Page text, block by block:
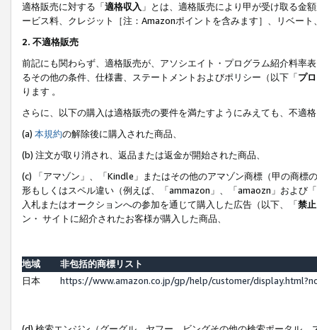
適格販売に対する「適格収入 」とは、適格販売により甲が受け取る金
ービス料、クレジット［注：Amazonポイントを含みます］、リベー
2. 不適格販売
前記にも関わらず、適格販売が、アソシエイト・プログラム紹介料率
るその他の条件、仕様書、ステートメントおよびポリシー（以下「プ
ります 。
さらに、以下の購入は適格販売の要件を満たすようにみえても、不適
(a) 本規約の解除後に購入された商品、
(b) 注文が取り消され、返品または返金が開始された商品、
(c) 「アマゾン」、「Kindle」またはその他のアマゾン商標（甲の商
形もしくはスペル違い（例えば、「ammazon」、「amaozn」および
入札またはオークションへの参加を通じて購入した広告（以下、「禁
ン・ サイトに紹介されたお客様が購入した商品、
地域
非包括的商標リスト
日本
https://www.amazon.co.jp/gp/help/customer/